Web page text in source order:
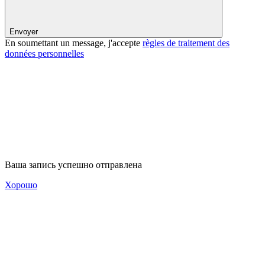
Envoyer
En soumettant un message, j'accepte règles de traitement des
données personnelles
Ваша запись успешно отправлена
Хорошо